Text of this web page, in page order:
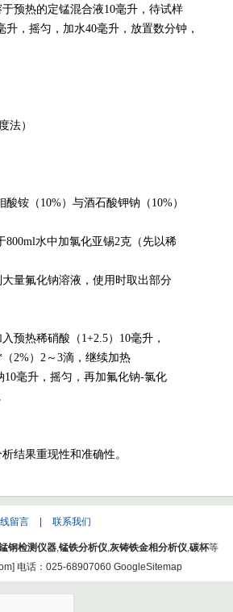
预热的定锰混合液10毫升，待试样
升，摇匀，加水40毫升，放置数分钟，
法）
酸铵（ 10%）与酒石酸钾钠（ 10%）
800ml水中加氯化亚锡2克（先以稀
量氟化钠溶液，使用时取出部分
预热稀硝酸（ 1+2.5） 10毫升，
2%） 2～ 3滴，继续加热
10毫升，摇匀，再加氟化钠-氯化
结果重现性和准确性。
留言 联系我们
钢检测仪器,锰铁分析仪,灰铸铁金相分析仪,碳杯等
] 电话：025-68907060 GoogleSitemap